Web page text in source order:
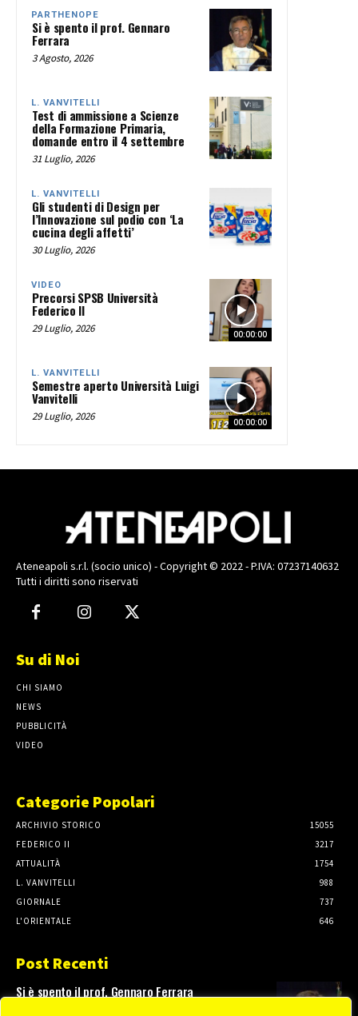
PARTHENOPE
Si è spento il prof. Gennaro
Ferrara
3 Agosto, 2026
L. VANVITELLI
Test di ammissione a Scienze
della Formazione Primaria,
domande entro il 4 settembre
31 Luglio, 2026
L. VANVITELLI
Gli studenti di Design per
l’Innovazione sul podio con ‘La
cucina degli affetti’
30 Luglio, 2026
00:00:00
VIDEO
Precorsi SPSB Università
Federico II
29 Luglio, 2026
00:00:00
L. VANVITELLI
Semestre aperto Università Luigi
Vanvitelli
29 Luglio, 2026
Ateneapoli s.r.l. (socio unico) - Copyright © 2022 - P.IVA: 07237140632
Tutti i diritti sono riservati
Su di Noi
CHI SIAMO
NEWS
PUBBLICITÀ
VIDEO
Categorie Popolari
ARCHIVIO STORICO
15055
FEDERICO II
3217
ATTUALITÀ
1754
L. VANVITELLI
988
GIORNALE
737
L'ORIENTALE
646
Post Recenti
Si è spento il prof. Gennaro Ferrara